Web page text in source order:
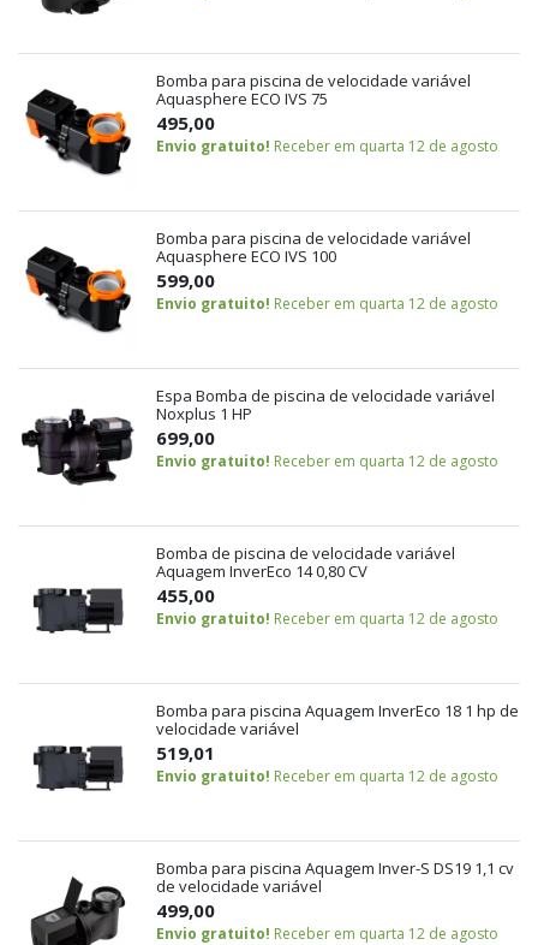
Bomba para piscina de velocidade variável
Aquasphere ECO IVS 75
495,00
Envio gratuito! Receber em quarta 12 de agosto
Bomba para piscina de velocidade variável
Aquasphere ECO IVS 100
599,00
Envio gratuito! Receber em quarta 12 de agosto
Espa Bomba de piscina de velocidade variável
Noxplus 1 HP
699,00
Envio gratuito! Receber em quarta 12 de agosto
Bomba de piscina de velocidade variável
Aquagem InverEco 14 0,80 CV
455,00
Envio gratuito! Receber em quarta 12 de agosto
Bomba para piscina Aquagem InverEco 18 1 hp de
velocidade variável
519,01
Envio gratuito! Receber em quarta 12 de agosto
Bomba para piscina Aquagem Inver-S DS19 1,1 cv
de velocidade variável
499,00
Envio gratuito! Receber em quarta 12 de agosto